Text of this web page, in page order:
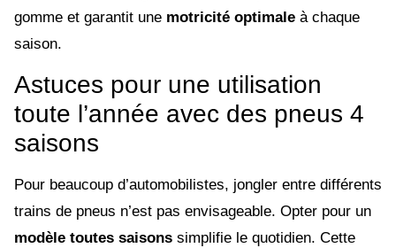
gomme et garantit une motricité optimale à chaque
saison.
Astuces pour une utilisation
toute l’année avec des pneus 4
saisons
Pour beaucoup d’automobilistes, jongler entre différents
trains de pneus n’est pas envisageable. Opter pour un
modèle toutes saisons simplifie le quotidien. Cette